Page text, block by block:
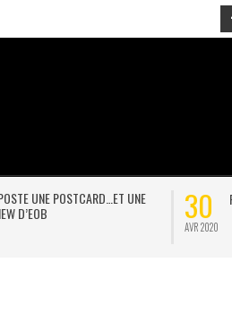
UNE
30 PLASTICINE FIGURES